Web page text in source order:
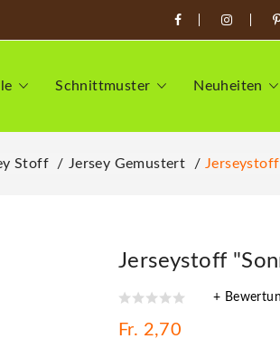
Schnittmuster Neuheiten
Stoff Jersey Gemustert
Jerseystoff
+
Fr. 2,70